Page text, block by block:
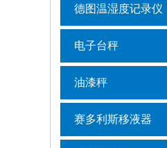
德图温湿度记录仪
电子台秤
油漆秤
赛多利斯移液器